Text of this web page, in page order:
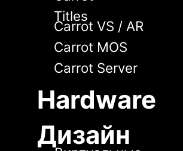
Hardware
Дизайн
Поддержка
События
Виртуальные
реальность
Carrot Server